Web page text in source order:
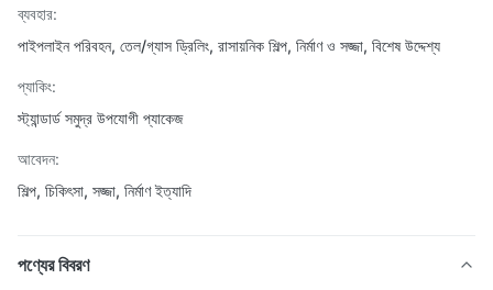
ব্যবহার:
পাইপলাইন পরিবহন, তেল/গ্যাস ড্রিলিং, রাসায়নিক শিল্প, নির্মাণ ও সজ্জা, বিশেষ উদ্দেশ্য
প্যাকিং:
স্ট্যান্ডার্ড সমুদ্র উপযোগী প্যাকেজ
আবেদন:
শিল্প, চিকিৎসা, সজ্জা, নির্মাণ ইত্যাদি
পণ্যের বিবরণ